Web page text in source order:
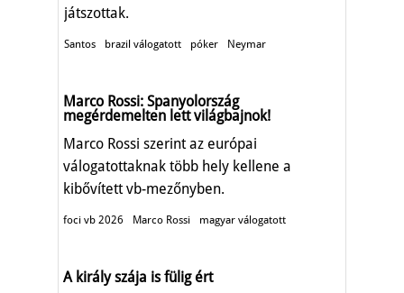
játszottak.
Santos brazil válogatott póker Neymar
Marco Rossi: Spanyolország
megérdemelten lett világbajnok!
Marco Rossi szerint az európai
válogatottaknak több hely kellene a
kibővített vb-mezőnyben.
foci vb 2026 Marco Rossi magyar válogatott
A király szája is fülig ért